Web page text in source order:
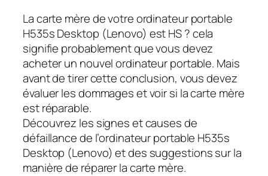
La carte mère de votre ordinateur portable
H535s Desktop (Lenovo) est HS ? cela
signifie probablement que vous devez
acheter un nouvel ordinateur portable. Mais
avant de tirer cette conclusion, vous devez
évaluer les dommages et voir si la carte mère
est réparable.
Découvrez les signes et causes de
défaillance de l’ordinateur portable H535s
Desktop (Lenovo) et des suggestions sur la
manière de réparer la carte mère.